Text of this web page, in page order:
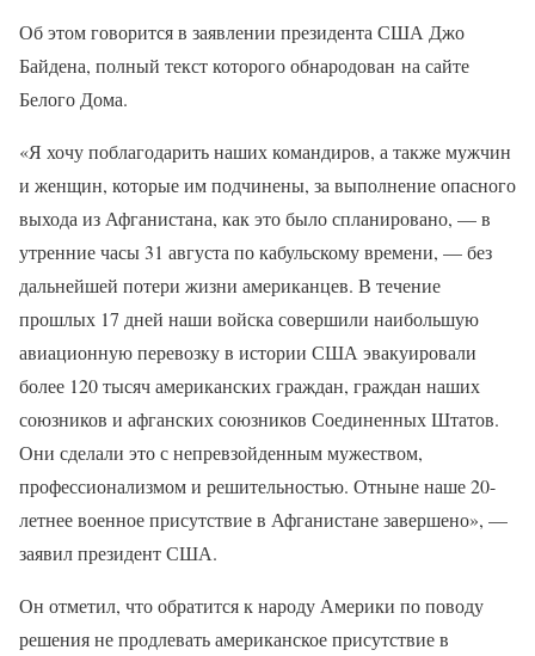
Об этом говорится в заявлении президента США Джо
Байдена, полный текст которого обнародован на сайте
Белого Дома.
«Я хочу поблагодарить наших командиров, а также мужчин
и женщин, которые им подчинены, за выполнение опасного
выхода из Афганистана, как это было спланировано, — в
утренние часы 31 августа по кабульскому времени, — без
дальнейшей потери жизни американцев. В течение
прошлых 17 дней наши войска совершили наибольшую
авиационную перевозку в истории США эвакуировали
более 120 тысяч американских граждан, граждан наших
союзников и афганских союзников Соединенных Штатов.
Они сделали это с непревзойденным мужеством,
профессионализмом и решительностью. Отныне наше 20-
летнее военное присутствие в Афганистане завершено», —
заявил президент США.
Он отметил, что обратится к народу Америки по поводу
решения не продлевать американское присутствие в